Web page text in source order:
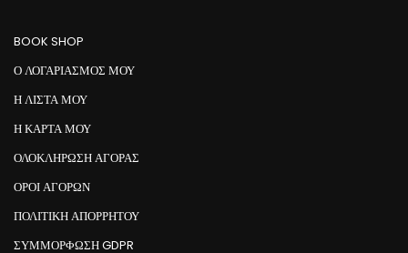
BOOK SHOP
Ο ΛΟΓΑΡΙΑΣΜΟΣ ΜΟΥ
Η ΛΙΣΤΑ ΜΟΥ
Η ΚΑΡΤΑ ΜΟΥ
ΟΛΟΚΛΗΡΩΣΗ ΑΓΟΡΑΣ
ΟΡΟΙ ΑΓΟΡΩΝ
ΠΟΛΙΤΙΚΗ ΑΠΟΡΡΗΤΟΥ
ΣΥΜΜΌΡΦΩΣΗ GDPR